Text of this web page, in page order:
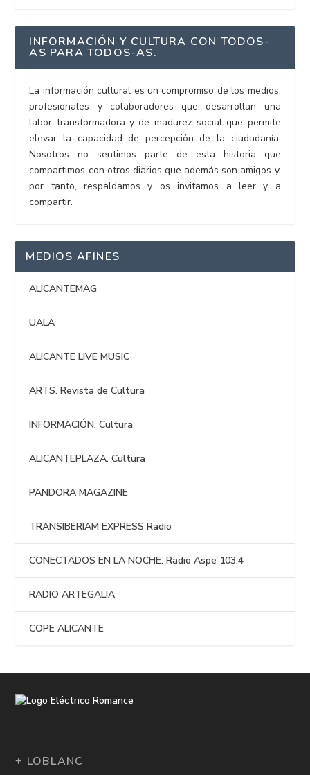
INFORMACIÓN Y CULTURA CON TODOS-
AS PARA TODOS-AS.
La información cultural es un compromiso de los medios,
profesionales y colaboradores que desarrollan una
labor transformadora y de madurez social que permite
elevar la capacidad de percepción de la ciudadanía.
Nosotros no sentimos parte de esta historia que
compartimos con otros diarios que además son amigos y,
por tanto, respaldamos y os invitamos a leer y a
compartir.
MEDIOS AFINES
ALICANTEMAG
UALA
ALICANTE LIVE MUSIC
ARTS. Revista de Cultura
INFORMACIÓN. Cultura
ALICANTEPLAZA. Cultura
PANDORA MAGAZINE
TRANSIBERIAM EXPRESS Radio
CONECTADOS EN LA NOCHE. Radio Aspe 103.4
RADIO ARTEGALIA
COPE ALICANTE
+ LOBLANC